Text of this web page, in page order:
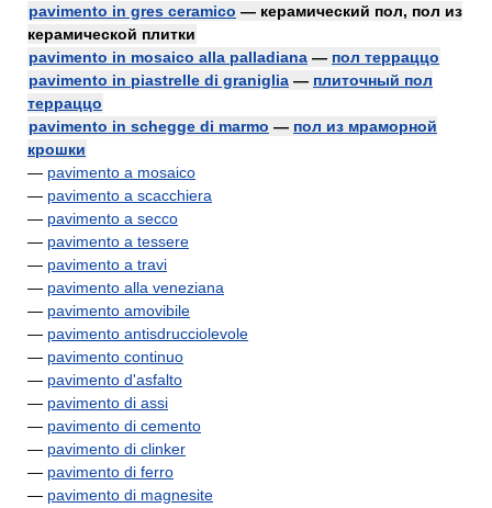
pavimento in gres ceramico — керамический пол, пол из
керамической плитки
pavimento in mosaico alla palladiana — пол терраццо
pavimento in piastrelle di graniglia — плиточный пол
терраццо
pavimento in schegge di marmo — пол из мраморной
крошки
— pavimento a mosaico
— pavimento a scacchiera
— pavimento a secco
— pavimento a tessere
— pavimento a travi
— pavimento alla veneziana
— pavimento amovibile
— pavimento antisdrucciolevole
— pavimento continuo
— pavimento d'asfalto
— pavimento di assi
— pavimento di cemento
— pavimento di clinker
— pavimento di ferro
— pavimento di magnesite